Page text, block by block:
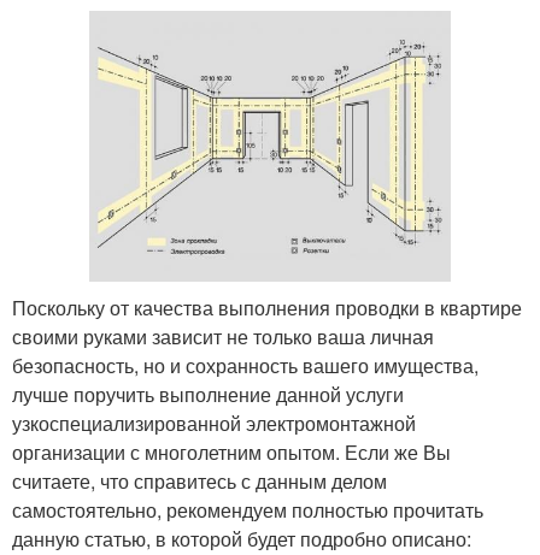
Поскольку от качества выполнения проводки в квартире
своими руками зависит не только ваша личная
безопасность, но и сохранность вашего имущества,
лучше поручить выполнение данной услуги
узкоспециализированной электромонтажной
организации с многолетним опытом. Если же Вы
считаете, что справитесь с данным делом
самостоятельно, рекомендуем полностью прочитать
данную статью, в которой будет подробно описано: